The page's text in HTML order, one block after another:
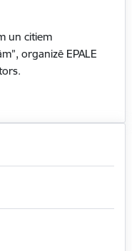
un citiem
organizē EPALE